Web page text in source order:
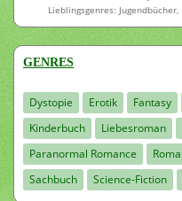
Lieblingsgenres:
GENRES
Dystopie Erotik Fantasy
Kinderbuch
Liebesroman
Paranormal Romance
Sachbuch
Science-Fiction